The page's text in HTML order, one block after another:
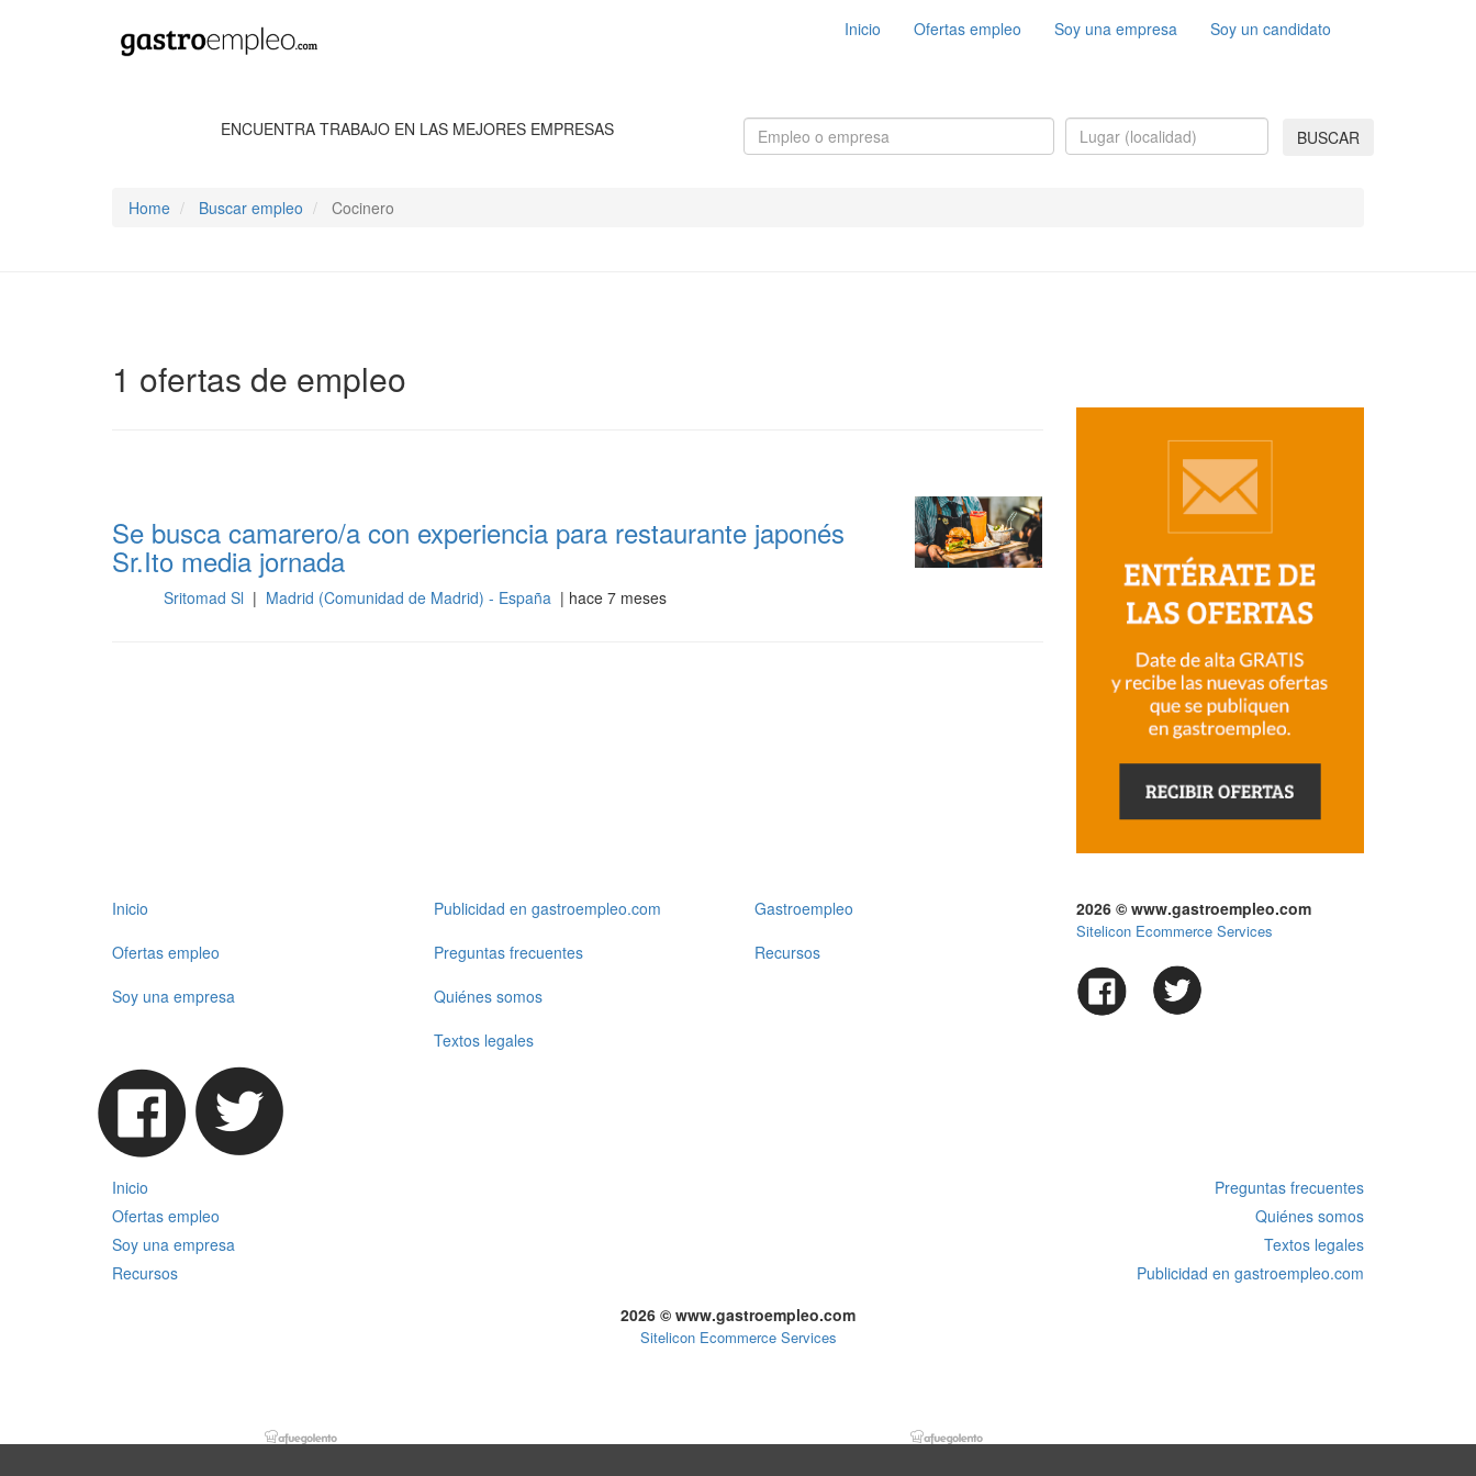
Inicio Ofertas empleo Soy una empresa Soy un candidato
ENCUENTRA TRABAJO EN LAS MEJORES EMPRESAS BUSCAR
Home Buscar empleo Cocinero
1 ofertas de empleo
Se busca camarero/a con experiencia para restaurante japonés
Sr.Ito media jornada
Sritomad Sl | Madrid (Comunidad de Madrid) - España | hace 7 meses
Inicio
Ofertas empleo
Soy una empresa
Publicidad en gastroempleo.com
Preguntas frecuentes
Quiénes somos
Textos legales
Gastroempleo
Recursos
2026 © www.gastroempleo.com
Sitelicon Ecommerce Services
Inicio
Preguntas frecuentes
Ofertas empleo
Quiénes somos
Soy una empresa
Textos legales
Recursos
Publicidad en gastroempleo.com
2026 © www.gastroempleo.com
Sitelicon Ecommerce Services